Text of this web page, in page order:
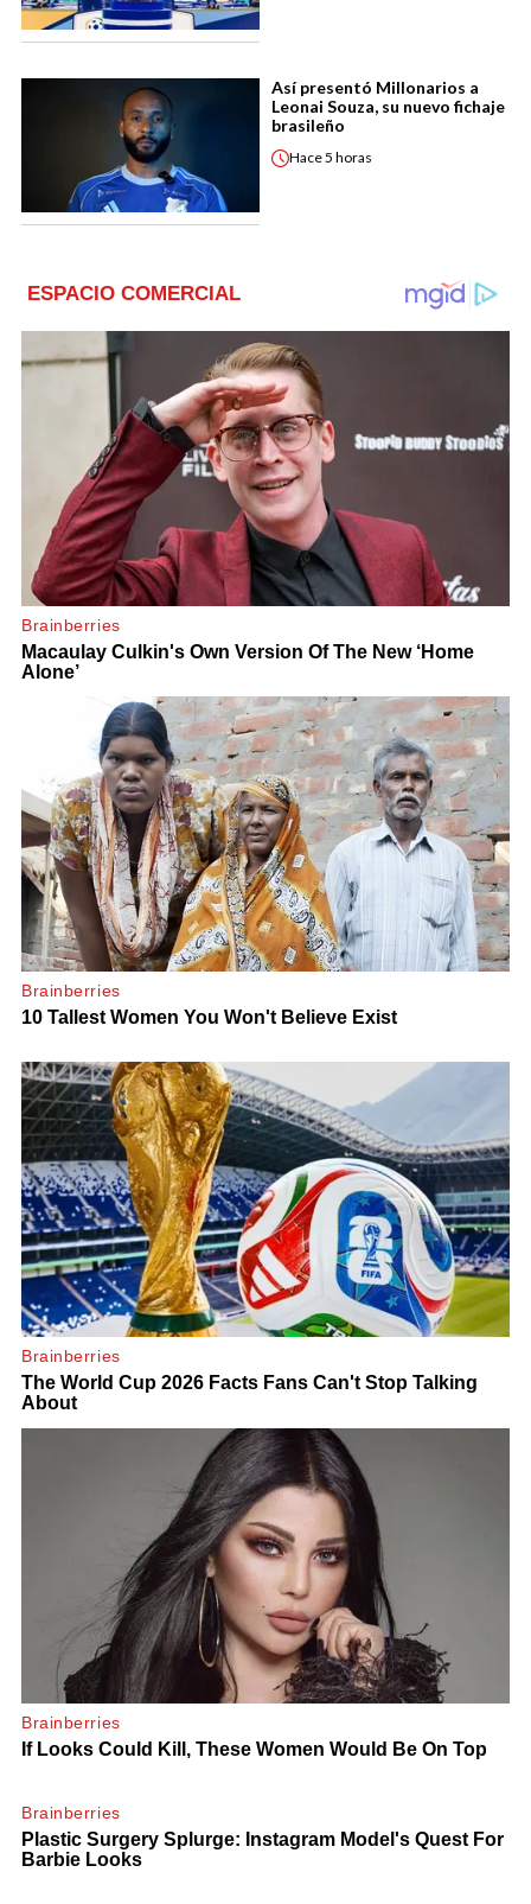
Así presentó Millonarios a
Leonai Souza, su nuevo fichaje
brasileño
Hace5 horas